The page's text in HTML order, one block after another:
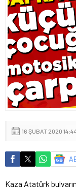
16 ŞUBAT 2020
Kaza Atatürk